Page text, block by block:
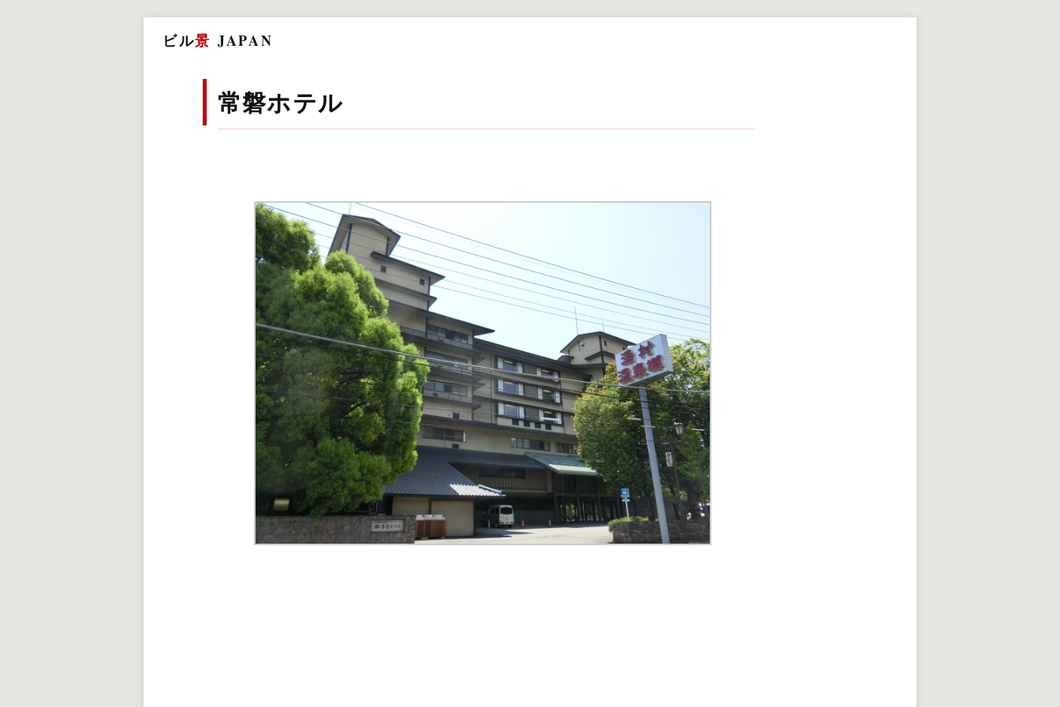
ビル景 JAPAN
常磐ホテル